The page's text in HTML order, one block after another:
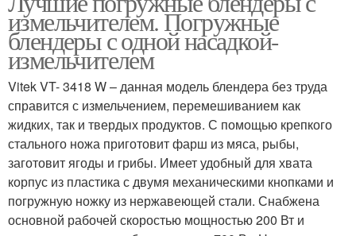
измельчителем. Погружные
блендеры с одной насадкой-
измельчителем
Vitek VT- 3418 W – данная модель блендера без труда
справится с измельчением, перемешиванием как
жидких, так и твердых продуктов. С помощью крепкого
стального ножа приготовит фарш из мяса, рыбы,
заготовит ягоды и грибы. Имеет удобный для хвата
корпус из пластика с двумя механическими кнопками и
погружную ножку из нержавеющей стали. Снабжена
основной рабочей скоростью мощностью 200 Вт и